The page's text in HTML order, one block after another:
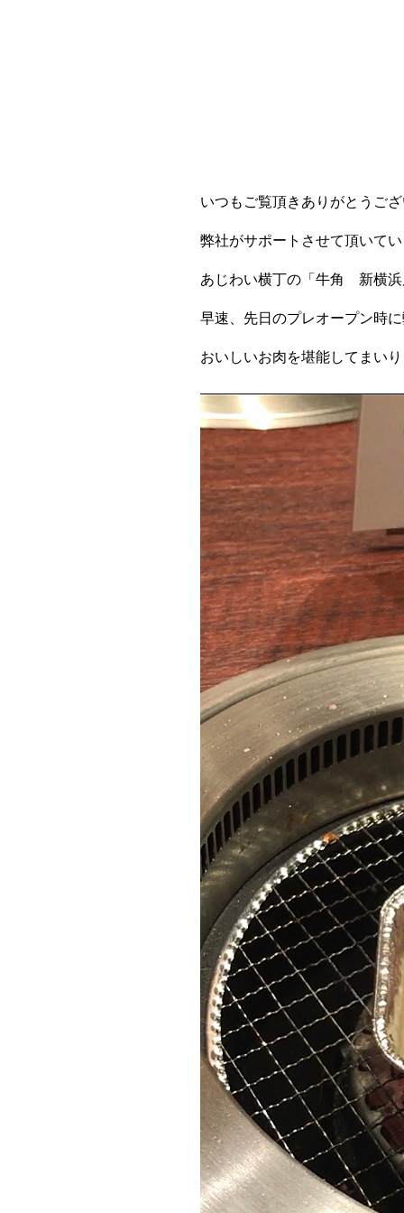
いつもご覧頂きありがとうご
弊社がサポートさせて頂いて
あじわい横丁の「牛角 新横浜
早速、先日のプレオープン時
おいしいお肉を堪能してまい